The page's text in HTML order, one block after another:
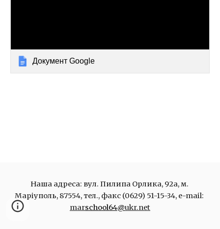
Документ Google
Наша адреса: вул. Пилипа Орлика, 92а, м.
marschool64@ukr.net